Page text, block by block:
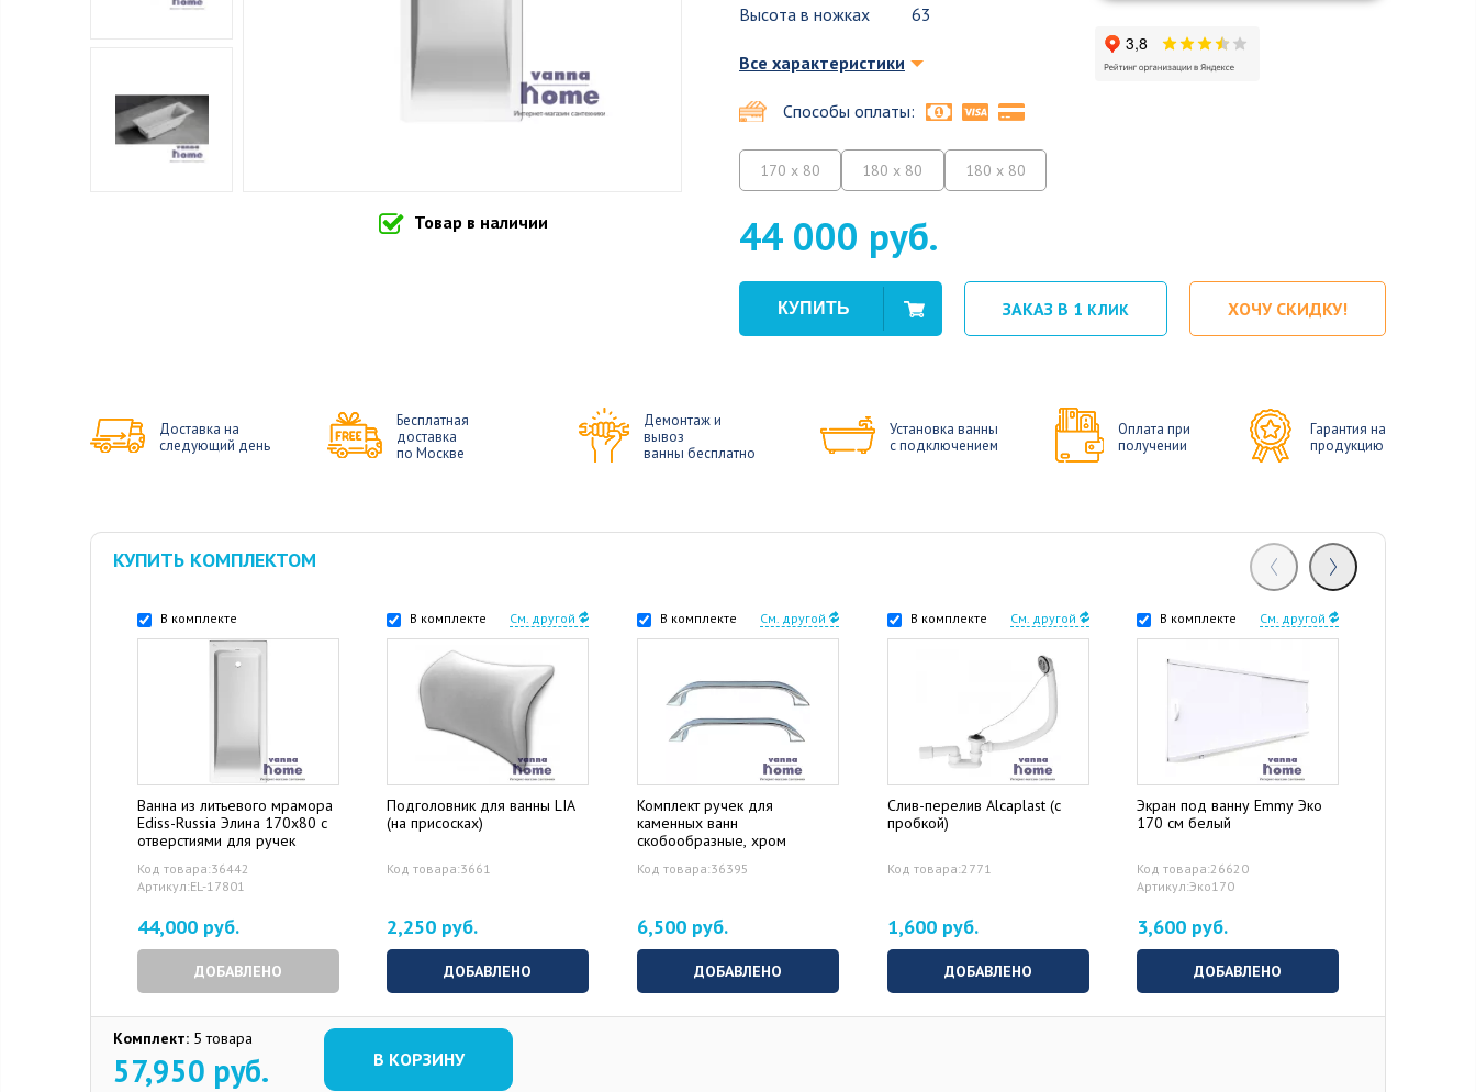
Товар в наличии
Высота в ножках
63
Все характеристики
Способы оплаты:
170 x 80 180 x 80 180 x 80
44 000 руб.
ЗАКАЗ В 1 КЛИК ХОЧУ СКИДКУ!
Доставка на
следующий день
Бесплатная
доставка
по Москве
Демонтаж и
вывоз
ванны бесплатно
Установка ванны
с подключением
Оплата при
получении
Гарантия на
продукцию
КУПИТЬ КОМПЛЕКТОМ
В комплекте
Ванна из литьевого мрамора
Ediss-Russia Элина 170x80 с
отверстиями для ручек
Код товара:36442
Артикул:EL-17801
44,000 руб.
ДОБАВЛЕНО
В комплекте См. другой
Подголовник для ванны LIA
(на присосках)
Код товара:3661
2,250 руб.
ДОБАВЛЕНО
В комплекте См. другой
Комплект ручек для
каменных ванн
скобообразные, хром
Код товара:36395
6,500 руб.
ДОБАВЛЕНО
В комплекте См. другой
Слив-перелив Alcaplast (с
пробкой)
Код товара:2771
1,600 руб.
ДОБАВЛЕНО
В комплекте См. другой
Экран под ванну Emmy Эко
170 см белый
Код товара:26620
Артикул:Эко170
3,600 руб.
ДОБАВЛЕНО
Комплект: 5 товара
57,950 руб. В КОРЗИНУ